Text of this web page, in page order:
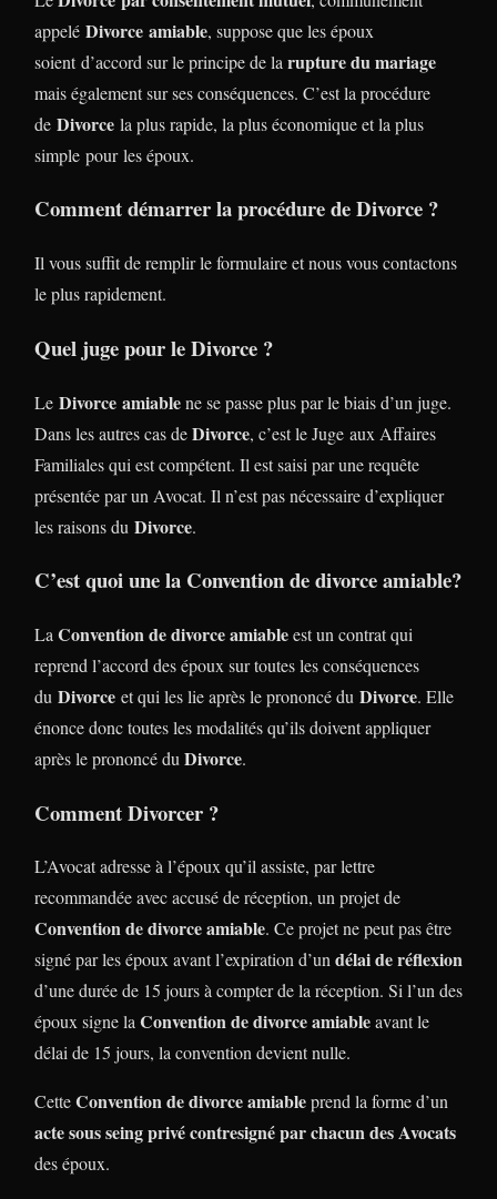
appelé Divorce amiable, suppose que les époux
soient d’accord sur le principe de la rupture du mariage
mais également sur ses conséquences. C’est la procédure
de Divorce la plus rapide, la plus économique et la plus
simple pour les époux.
Comment démarrer la procédure de Divorce ?
Il vous suffit de remplir le formulaire et nous vous contactons
le plus rapidement.
Quel juge pour le Divorce ?
Le Divorce amiablene se passe plus par le biais d’un juge.
Dans les autres cas deDivorce, c’est le Juge aux Affaires
Familiales qui est compétent. Il est saisi par une requête
présentée par un Avocat. Il n’est pas nécessaire d’expliquer
les raisons du Divorce.
C’est quoi une la Convention de divorce amiable?
La Convention de divorce amiableest un contrat qui
reprend l’accord des époux sur toutes les conséquences
du Divorce et qui les lie après le prononcé du Divorce. Elle
énonce donc toutes les modalités qu’ils doivent appliquer
après le prononcé du Divorce.
Comment Divorcer ?
L’Avocat adresse à l’époux qu’il assiste, par lettre
recommandée avec accusé de réception, un projet de
Convention de divorce amiable. Ce projet ne peut pas être
signé par les époux avant l’expiration d’undélai de réflexion
d’une durée de 15 jours à compter de la réception. Si l’un des
époux signe laConvention de divorce amiableavant le
délai de 15 jours, la convention devient nulle.
CetteConvention de divorce amiableprend la forme d’un
acte sous seing privé contresigné par chacun des Avocats
des époux.